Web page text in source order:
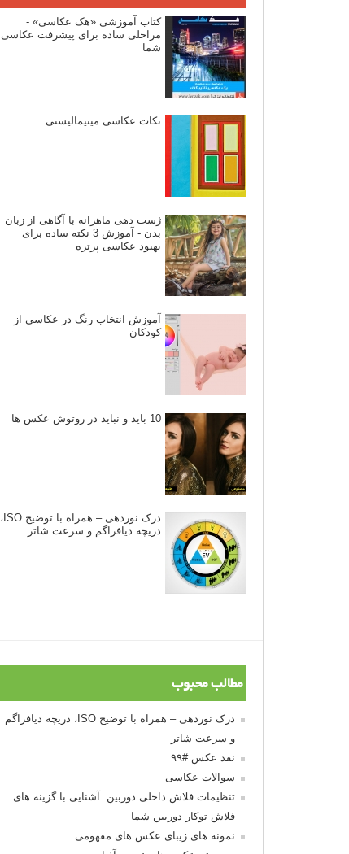
کتاب آموزشی «هک عکاسی» -
مراحلی ساده برای پیشرفت عکاسی
شما
نکات عکاسی مینیمالیستی
ژست دهی ماهرانه با آگاهی از زبان
بدن - آموزش 3 نکته ساده برای
بهبود عکاسی پرتره
آموزش انتخاب رنگ در عکاسی از
کودکان
10 باید و نباید در روتوش عکس ها
درک نوردهی – همراه با توضیح ISO،
دریچه دیافراگم و سرعت شاتر
مطالب محبوب
درک نوردهی – همراه با توضیح ISO، دریچه دیافراگم
و سرعت شاتر
نقد عکس #۹۹
سوالات عکاسی
تنظیمات فلاش داخلی دوربین: آشنایی با گزینه های
فلاش توکار دوربین شما
نمونه های زیبای عکس های مفهومی